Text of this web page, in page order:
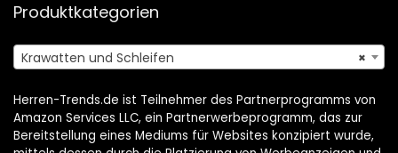
Produktkategorien
×
Krawatten und Schleifen
Herren-Trends.de ist Teilnehmer des Partnerprogramms von
Amazon Services LLC, ein Partnerwerbeprogramm, das zur
Bereitstellung eines Mediums für Websites konzipiert wurde,